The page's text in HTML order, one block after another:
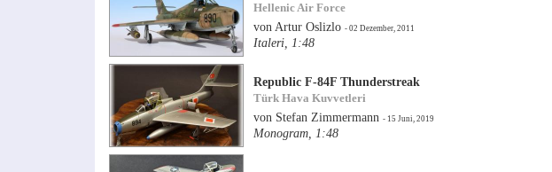
Hellenic Air Force
von Artur Oslizlo - 02 Dezember, 2011
Italeri, 1:48
Republic F-84F Thunderstreak
Türk Hava Kuvvetleri
von Stefan Zimmermann - 15 Juni, 2019
Monogram, 1:48